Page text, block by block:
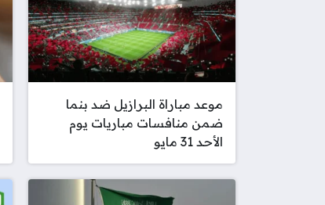
موعد مباراة البرازيل ضد بنما
ضمن منافسات مباريات يوم
الأحد 31 مايو